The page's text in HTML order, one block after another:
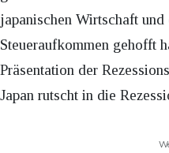
japanischen Wirtschaft und
Steueraufkommen gehofft
Präsentation der
Japan rutscht in die